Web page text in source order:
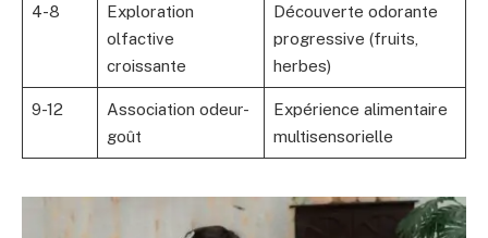
4-8
Exploration
olfactive
croissante
Découverte odorante
progressive (fruits,
herbes)
9-12
Association odeur-
goût
Expérience alimentaire
multisensorielle